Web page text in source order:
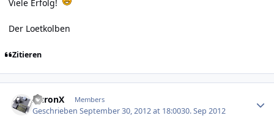
Viele Erfolg!
Der Loetkolben
Zitieren
AuronX Members
GeschriebenSeptember 30, 2012 at 18:0030. Sep 2012